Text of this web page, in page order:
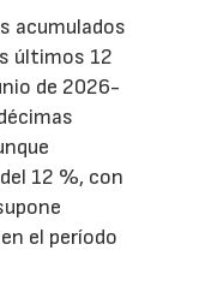
acumulados
últimos 12
de 2026-
12 %, con
el período